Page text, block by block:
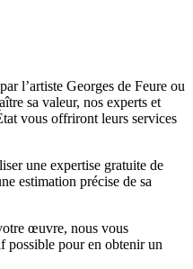
l’artiste Georges de Feure ou
sa valeur, nos experts et
vous offriront leurs services
une expertise gratuite de
estimation précise de sa
œuvre, nous vous
possible pour en obtenir un